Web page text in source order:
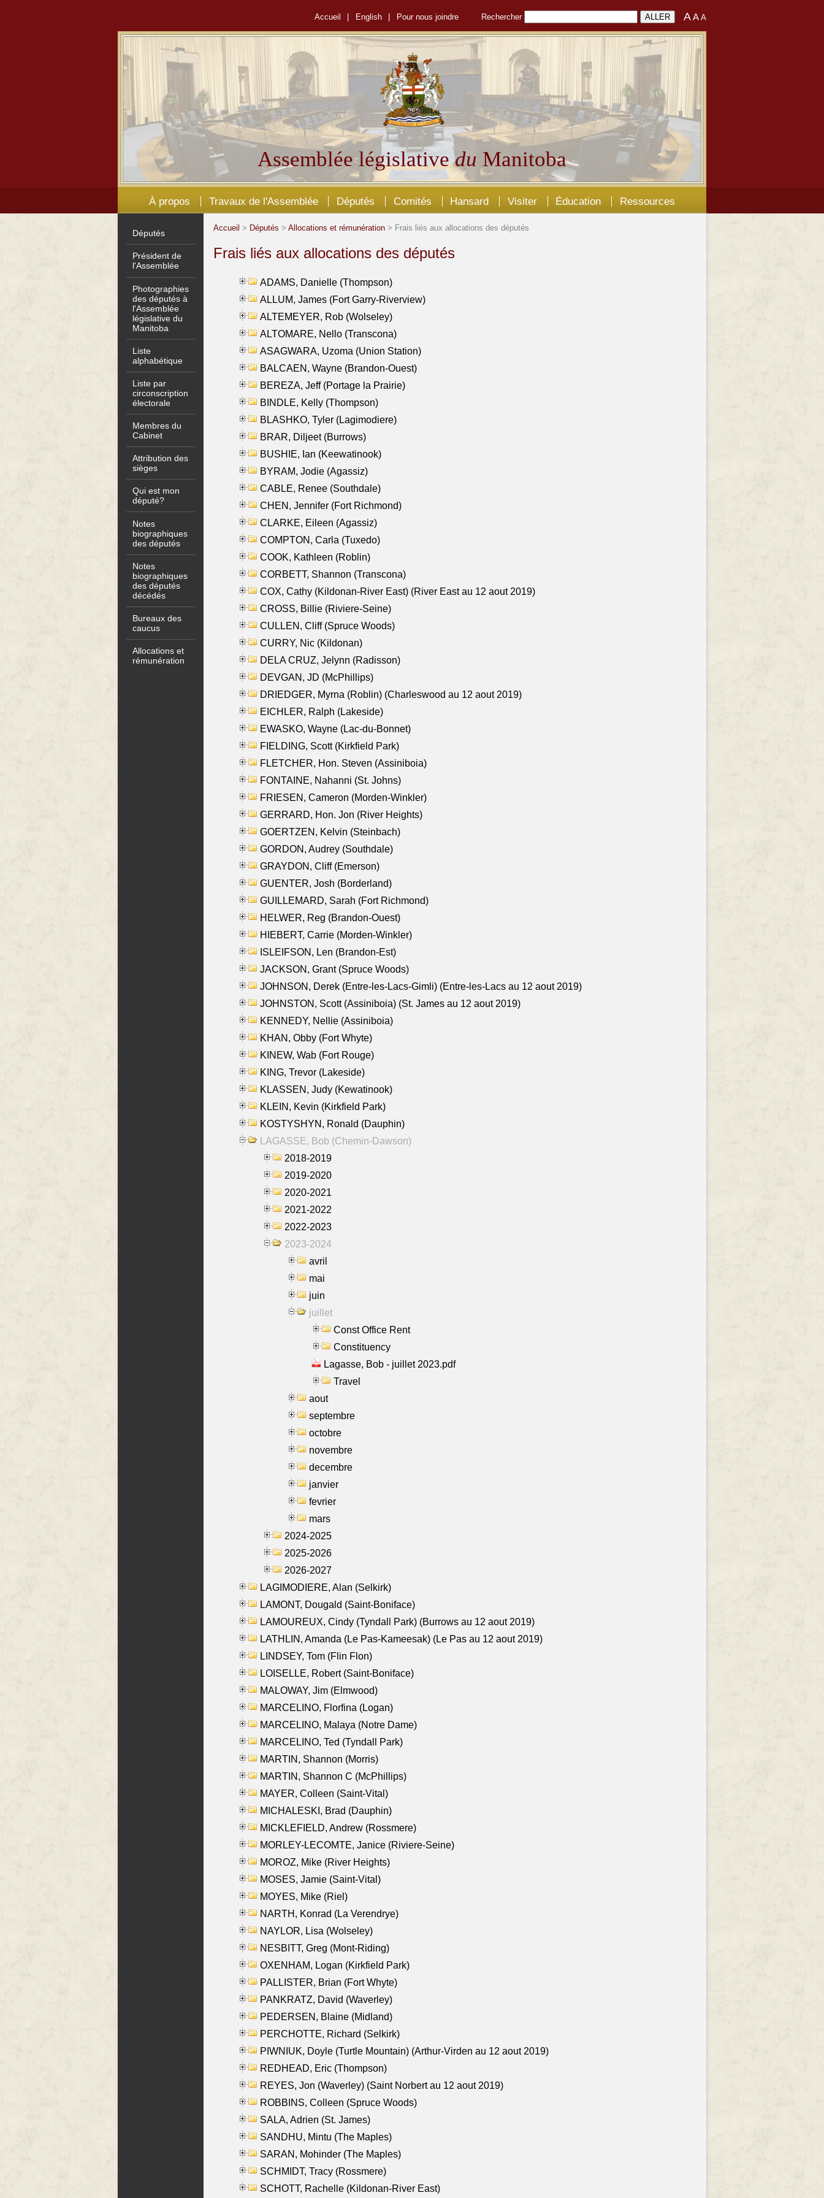
Accueil English Pour nous joindre Rechercher AA A
Assemblée législativedu Manitoba
À propos Travaux de l'Assemblée Députés Comités Hansard Visiter Éducation Ressources
Députés
Président de
l'Assemblée
Photographies
des députés à
l'Assemblée
législative du
Manitoba
Liste
alphabétique
Liste par
circonscription
électorale
Membres du
Cabinet
Attribution des
sièges
Qui est mon
député?
Notes
biographiques
des députés
Notes
biographiques
des députés
décédés
Bureaux des
caucus
Allocations et
rémunération
Accueil > Députés > Allocations et rémunération > Frais liés aux allocations des députés
Frais liés aux allocations des députés
ADAMS, Danielle (Thompson)
ALLUM, James (Fort Garry-Riverview)
ALTEMEYER, Rob (Wolseley)
ALTOMARE, Nello (Transcona)
ASAGWARA, Uzoma (Union Station)
BALCAEN, Wayne (Brandon-Ouest)
BEREZA, Jeff (Portage la Prairie)
BINDLE, Kelly (Thompson)
BLASHKO, Tyler (Lagimodiere)
BRAR, Diljeet (Burrows)
BUSHIE, Ian (Keewatinook)
BYRAM, Jodie (Agassiz)
CABLE, Renee (Southdale)
CHEN, Jennifer (Fort Richmond)
CLARKE, Eileen (Agassiz)
COMPTON, Carla (Tuxedo)
COOK, Kathleen (Roblin)
CORBETT, Shannon (Transcona)
COX, Cathy (Kildonan-River East) (River East au 12 aout 2019)
CROSS, Billie (Riviere-Seine)
CULLEN, Cliff (Spruce Woods)
CURRY, Nic (Kildonan)
DELA CRUZ, Jelynn (Radisson)
DEVGAN, JD (McPhillips)
DRIEDGER, Myrna (Roblin) (Charleswood au 12 aout 2019)
EICHLER, Ralph (Lakeside)
EWASKO, Wayne (Lac-du-Bonnet)
FIELDING, Scott (Kirkfield Park)
FLETCHER, Hon. Steven (Assiniboia)
FONTAINE, Nahanni (St. Johns)
FRIESEN, Cameron (Morden-Winkler)
GERRARD, Hon. Jon (River Heights)
GOERTZEN, Kelvin (Steinbach)
GORDON, Audrey (Southdale)
GRAYDON, Cliff (Emerson)
GUENTER, Josh (Borderland)
GUILLEMARD, Sarah (Fort Richmond)
HELWER, Reg (Brandon-Ouest)
HIEBERT, Carrie (Morden-Winkler)
ISLEIFSON, Len (Brandon-Est)
JACKSON, Grant (Spruce Woods)
JOHNSON, Derek (Entre-les-Lacs-Gimli) (Entre-les-Lacs au 12 aout 2019)
JOHNSTON, Scott (Assiniboia) (St. James au 12 aout 2019)
KENNEDY, Nellie (Assiniboia)
KHAN, Obby (Fort Whyte)
KINEW, Wab (Fort Rouge)
KING, Trevor (Lakeside)
KLASSEN, Judy (Kewatinook)
KLEIN, Kevin (Kirkfield Park)
KOSTYSHYN, Ronald (Dauphin)
LAGASSE, Bob (Chemin-Dawson)
2018-2019
2019-2020
2020-2021
2021-2022
2022-2023
2023-2024
avril
mai
juin
juillet
Const Office Rent
Constituency
Lagasse, Bob - juillet 2023.pdf
Travel
aout
septembre
octobre
novembre
decembre
janvier
fevrier
mars
2024-2025
2025-2026
2026-2027
LAGIMODIERE, Alan (Selkirk)
LAMONT, Dougald (Saint-Boniface)
LAMOUREUX, Cindy (Tyndall Park) (Burrows au 12 aout 2019)
LATHLIN, Amanda (Le Pas-Kameesak) (Le Pas au 12 aout 2019)
LINDSEY, Tom (Flin Flon)
LOISELLE, Robert (Saint-Boniface)
MALOWAY, Jim (Elmwood)
MARCELINO, Florfina (Logan)
MARCELINO, Malaya (Notre Dame)
MARCELINO, Ted (Tyndall Park)
MARTIN, Shannon (Morris)
MARTIN, Shannon C (McPhillips)
MAYER, Colleen (Saint-Vital)
MICHALESKI, Brad (Dauphin)
MICKLEFIELD, Andrew (Rossmere)
MORLEY-LECOMTE, Janice (Riviere-Seine)
MOROZ, Mike (River Heights)
MOSES, Jamie (Saint-Vital)
MOYES, Mike (Riel)
NARTH, Konrad (La Verendrye)
NAYLOR, Lisa (Wolseley)
NESBITT, Greg (Mont-Riding)
OXENHAM, Logan (Kirkfield Park)
PALLISTER, Brian (Fort Whyte)
PANKRATZ, David (Waverley)
PEDERSEN, Blaine (Midland)
PERCHOTTE, Richard (Selkirk)
PIWNIUK, Doyle (Turtle Mountain) (Arthur-Virden au 12 aout 2019)
REDHEAD, Eric (Thompson)
REYES, Jon (Waverley) (Saint Norbert au 12 aout 2019)
ROBBINS, Colleen (Spruce Woods)
SALA, Adrien (St. James)
SANDHU, Mintu (The Maples)
SARAN, Mohinder (The Maples)
SCHMIDT, Tracy (Rossmere)
SCHOTT, Rachelle (Kildonan-River East)